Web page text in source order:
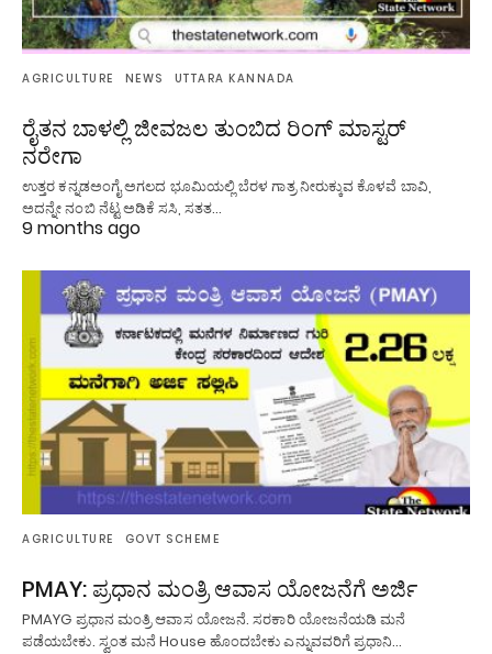
AGRICULTURE NEWS UTTARA KANNADA
ರೈತನ ಬಾಳಲ್ಲಿ ಜೀವಜಲ ತುಂಬಿದ ರಿಂಗ್ ಮಾಸ್ಟರ್
ನರೇಗಾ
ಉತ್ತರ ಕನ್ನಡಅಂಗೈ ಅಗಲದ ಭೂಮಿಯಲ್ಲಿ ಬೆರಳ ಗಾತ್ರ ನೀರುಕ್ಕುವ ಕೊಳವೆ ಬಾವಿ,
ಅದನ್ನೇ ನಂಬಿ ನೆಟ್ಟ ಅಡಿಕೆ ಸಸಿ, ಸತತ…
9 months ago
AGRICULTURE GOVT SCHEME
PMAY: ಪ್ರಧಾನ ಮಂತ್ರಿ ಆವಾಸ ಯೋಜನೆಗೆ ಅರ್ಜಿ
PMAYG ಪ್ರಧಾನ ಮಂತ್ರಿ ಆವಾಸ ಯೋಜನೆ. ಸರಕಾರಿ ಯೋಜನೆಯಡಿ ಮನೆ
ಪಡೆಯಬೇಕು. ಸ್ವಂತ ಮನೆ House ಹೊಂದಬೇಕು ಎನ್ನುವವರಿಗೆ ಪ್ರಧಾನಿ…